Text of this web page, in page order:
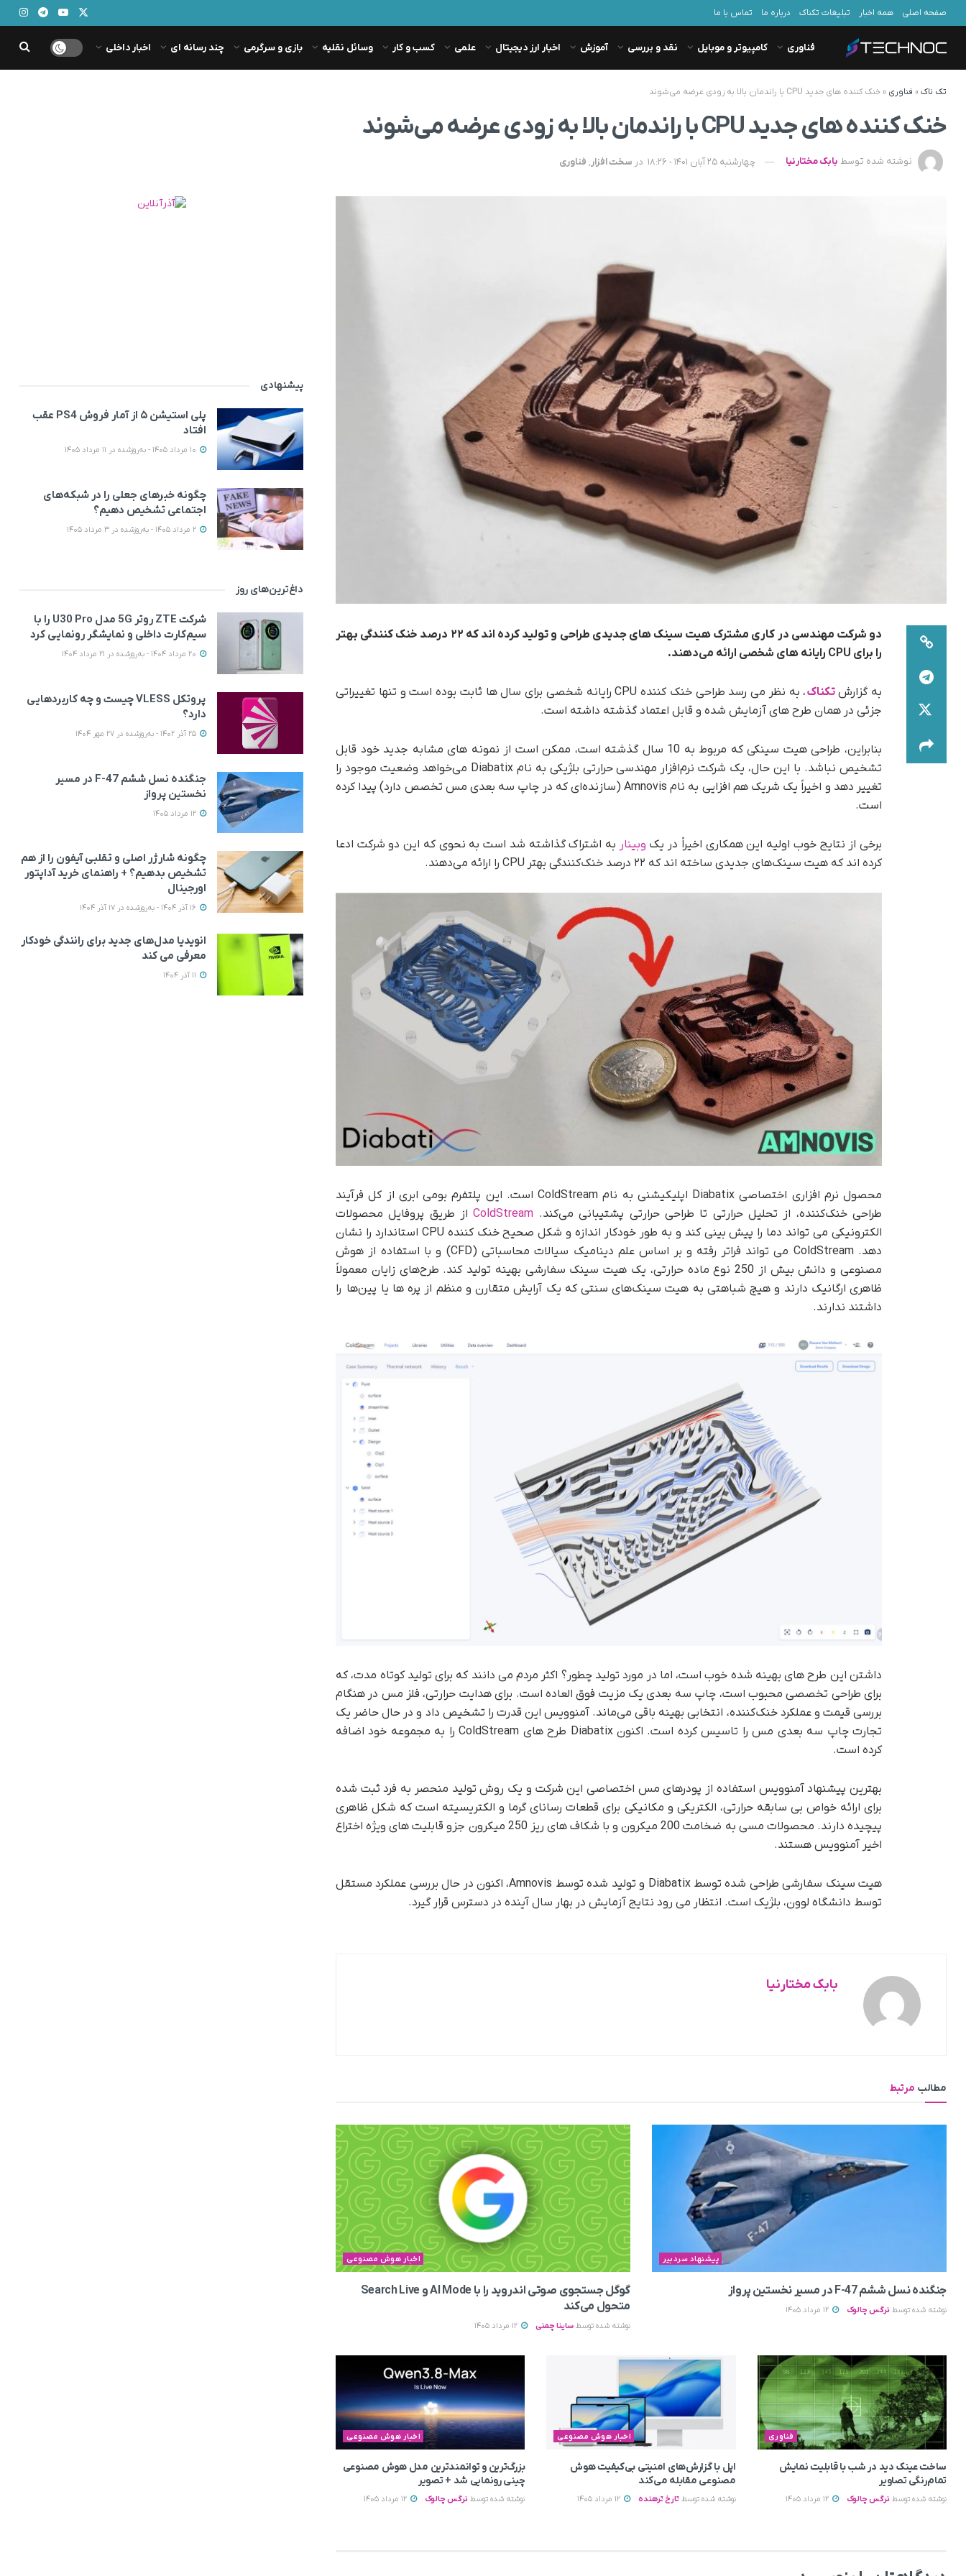
صفحه اصلی همه اخبار تبلیغات تکناک درباره ما تماس با ما
فناوری کامپیوتر و موبایل نقد و بررسی آموزش اخبار ارز دیجیتال علمی کسب و کار وسائل نقلیه بازی و سرگرمی چند رسانه ای اخبار داخلی
تک ناک» فناوری » خنک کننده‌ های جدید CPU با راندمان بالا به زودی عرضه می‌شوند
خنک کننده‌ های جدید CPU با راندمان بالا به زودی عرضه می‌شوند
نوشته شده توسط بابک مختارنیا چهارشنبه 25 آبان 1401 - 18:26 در سخت افزار, فناوری
دو شرکت مهندسی در کاری مشترک هیت سینک های‌ جدیدی طراحی و تولید کرده اند که ۲۲ درصد خنک‌ کنندگی بهتر
را برای CPU رایانه های شخصی ارائه می‌دهند.
به گزارشتکناک
، به نظر می رسد طراحی خنک کننده CPU رایانه شخصی برای سال ها ثابت بوده است و تنها تغییراتی
جزئی در همان طرح های آزمایش شده و قابل اعتماد گذشته داشته است.
بنابراین، طراحی هیت سینکی که مربوط به 10 سال گذشته است، ممکن است از نمونه های مشابه جدید خود قابل
تشخیص نباشد. با این حال، یک شرکت نرم‌افزار مهندسی حرارتی بلژیکی به نام Diabatix می‌خواهد وضعیت موجود را
تغییر دهد و اخیراً یک شریک هم افزایی به نام Amnovis (سازنده‌ای که در چاپ سه بعدی مس تخصص دارد) پیدا کرده
است.
برخی از نتایج خوب اولیه این همکاری اخیراً در یک وبینار به اشتراک گذاشته شد است به نحوی که این دو شرکت ادعا
کرده اند که هیت سینک‌های جدیدی ساخته اند که ۲۲ درصد خنک‌کنندگی بهتر CPU را ارائه می‌دهند.
محصول نرم افزاری اختصاصی Diabatix اپلیکیشنی به نام ColdStream است. این پلتفرم بومی ابری از کل فرآیند
طراحی خنک‌کننده، از تحلیل حرارتی تا طراحی حرارتی پشتیبانی می‌کند. ColdStreamاز طریق پروفایل محصولات
الکترونیکی می تواند دما را پیش بینی کند و به طور خودکار اندازه و شکل صحیح خنک کننده CPU استاندارد را نشان
دهد. ColdStream می تواند فراتر رفته و بر اساس علم دینامیک سیالات محاسباتی (CFD) و با استفاده از هوش
مصنوعی و دانش بیش از 250 نوع ماده حرارتی، یک هیت سینک سفارشی بهینه تولید کند. طرح‌های زایان معمولاً
ظاهری ارگانیک دارند و هیچ شباهتی به هیت سینک‌های سنتی که یک آرایش متقارن و منظم از پره ها یا پین‌ها را
داشتند ندارند.
داشتن این طرح های بهینه شده خوب است، اما در مورد تولید چطور؟ اکثر مردم می دانند که برای تولید کوتاه مدت، که
برای طراحی تخصصی محبوب است، چاپ سه بعدی یک مزیت فوق العاده است. برای هدایت حرارتی، فلز مس در هنگام
بررسی قیمت و عملکرد خنک‌کننده، انتخابی بهینه باقی می‌ماند. آمنوویس این قدرت را تشخیص داد و در حال حاضر یک
تجارت چاپ سه بعدی مس را تاسیس کرده است. اکنون Diabatix طرح های ColdStream را به مجموعه خود اضافه
کرده است.
بهترین پیشنهاد آمنوویس استفاده از پودرهای مس اختصاصی این شرکت و یک روش تولید منحصر به فرد ثبت شده
برای ارائه خواص بی سابقه حرارتی، الکتریکی و مکانیکی برای قطعات رسانای گرما و الکتریسیته است که شکل ظاهری
پیچیده دارند. محصولات مسی به ضخامت 200 میکرون و با شکاف های ریز 250 میکرون جزو قابلیت های ویژه اختراع
اخیر آمنوویس هستند.
هیت سینک سفارشی طراحی شده توسط Diabatix و تولید شده توسط Amnovis، اکنون در حال بررسی عملکرد مستقل
توسط دانشگاه لوون، بلژیک است. انتظار می رود نتایج آزمایش در بهار سال آینده در دسترس قرار گیرد.
بابک مختارنیا
مطالب مرتبط
پیشنهاد سردبیر
جنگنده نسل ششم F-47 در مسیر نخستین پرواز
نوشته شده توسط نرگس چالوک
اخبار هوش مصنوعی
گوگل جستجوی صوتی اندروید را با AI Mode و Search Live
متحول می‌کند
نوشته شده توسط ساینا چمنی
فناوری
ساخت عینک دید در شب با قابلیت نمایش
تمام‌رنگی تصاویر
نوشته شده توسط نرگس چالوک
اخبار هوش مصنوعی
اپل با گزارش‌های امنیتی بی‌کیفیت هوش
مصنوعی مقابله می‌کند
نوشته شده توسط تارخ ترهنده 12 مرداد 1405
اخبار هوش مصنوعی
بزرگ‌ترین و توانمندترین مدل هوش مصنوعی
چینی رونمایی شد + تصویر
نوشته شده توسط نرگس چالوک
پیشنهادی
پلی استیشن ۵ از آمار فروش PS4 عقب
افتاد
چگونه خبرهای جعلی را در شبکه‌های
اجتماعی تشخیص دهیم؟
داغ‌ترین‌های روز
شرکت ZTE روتر 5G مدل U30 Pro را با
سیم‌کارت داخلی و نمایشگر رونمایی کرد
پروتکل VLESS چیست و چه کاربردهایی
دارد؟
جنگنده نسل ششم F-47 در مسیر
نخستین پرواز
چگونه شارژر اصلی و تقلبی آیفون را از هم
تشخیص بدهیم؟ + راهنمای خرید آداپتور
اورجینال
انویدیا مدل‌های جدید برای رانندگی خودکار
معرفی می کند